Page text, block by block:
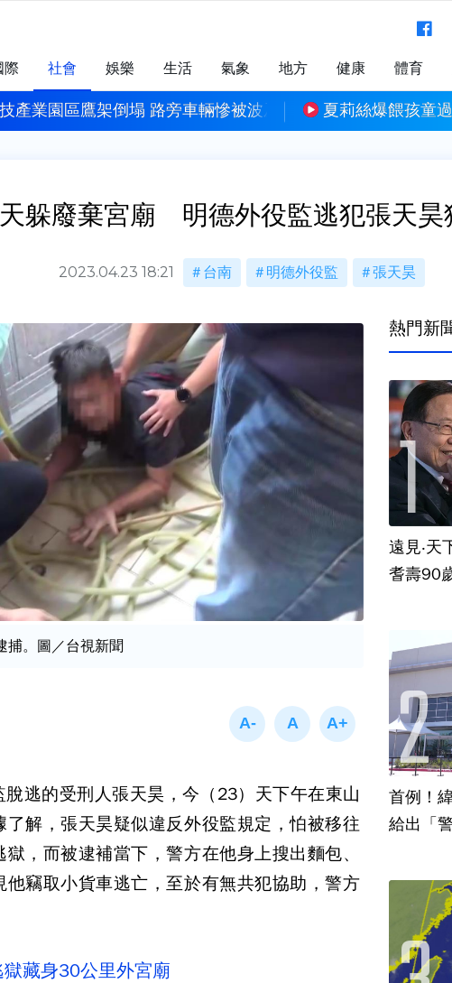
際 社會 娛樂 生活 氣象 地方 健康 體育
產業園區鷹架倒塌 路旁車輛慘被波及 夏莉絲爆餵孩童
躲廢棄宮廟 明德外役監逃犯張天昊
2023.04.23 18:21 台南 明德外役監 張天昊
捕。圖／台視新聞
脫逃的受刑人張天昊，今（23）天下午在東山
解，張天昊疑似違反外役監規定，怕被移往
，而被逮補當下，警方在他身上搜出麵包、
竊取小貨車逃亡，至於有無共犯協助，警方
藏身30公里外宮廟
熱門新
遠見‧天
耆壽90
首例！
給出「警